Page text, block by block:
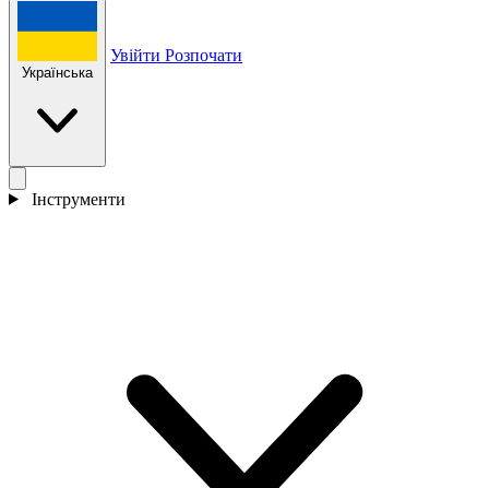
Українська
Увійти Розпочати
Інструменти